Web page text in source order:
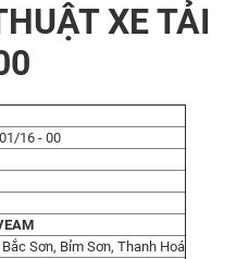
XE TẢI
16 - 00
Sơn, Bỉm Sơn, Thanh Hoá